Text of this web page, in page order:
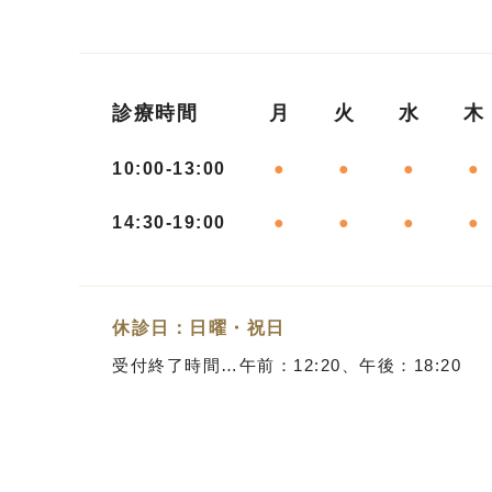
診療時間 月 火 水 木
10:00-13:00 ● ● ● ●
14:30-19:00 ● ● ● ●
休診日：日曜・祝日
受付終了時間…午前：12:20、午後：18:20